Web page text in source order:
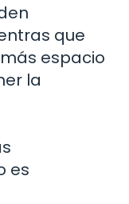
que
espacio
la
es